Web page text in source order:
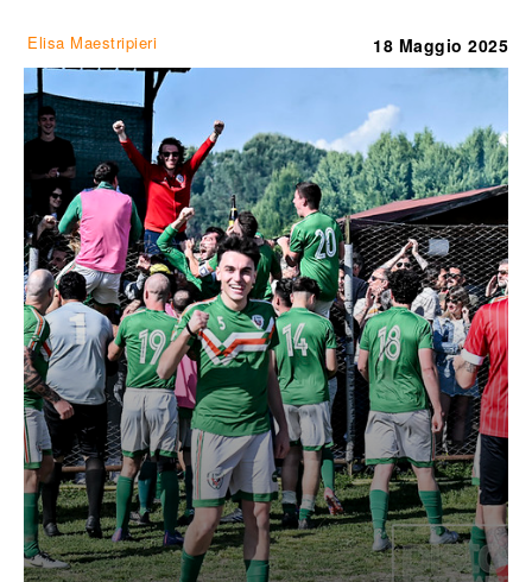
Elisa Maestripieri 18 Maggio 2025